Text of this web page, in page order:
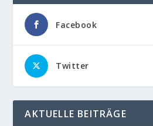
Facebook
Twitter
AKTUELLE BEITRÄGE